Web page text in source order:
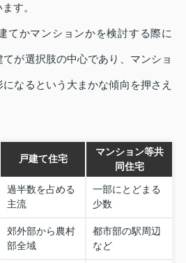
す。
てかマンションかを検討する際に
が選択肢の中心であり、マンショ
なるという大まかな傾向を押さえ
戸建て住宅
マンション等共
同住宅
過半数を占める
主流
一部にとどまる
少数
郊外部から農村
部全域
都市部の駅周辺
など